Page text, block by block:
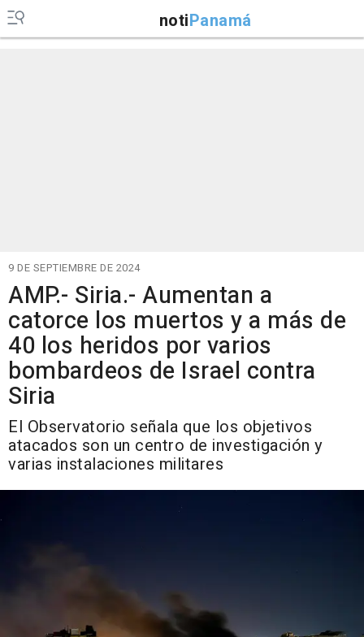
notiPanamá
9 DE SEPTIEMBRE DE 2024
AMP.- Siria.- Aumentan a
catorce los muertos y a más de
40 los heridos por varios
bombardeos de Israel contra
Siria
El Observatorio señala que los objetivos
atacados son un centro de investigación y
varias instalaciones militares